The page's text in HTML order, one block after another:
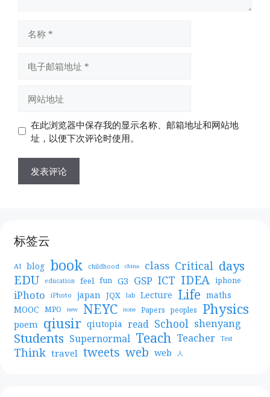
址
址
在此浏览器中保存我的显示名称、邮箱地址和网站地
址，以便下次评论时使用。
标签云
AI blog book childhood china class Critical days
EDU education feel fun G3 GSP ICT IDEA iphone
iPhoto iPhoto japan JQX lab Lecture Life maths
MOOC MPO new NEYC none Papers peoples Physics
poem qiusir qiutopia read School shenyang
Students Supernormal Teach Teacher Test
Think travel tweets web web 人